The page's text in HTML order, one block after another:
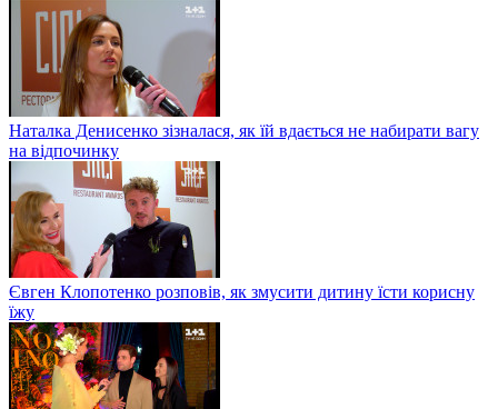
Наталка Денисенко зізналася, як їй вдається не набирати вагу
на відпочинку
Євген Клопотенко розповів, як змусити дитину їсти корисну
їжу